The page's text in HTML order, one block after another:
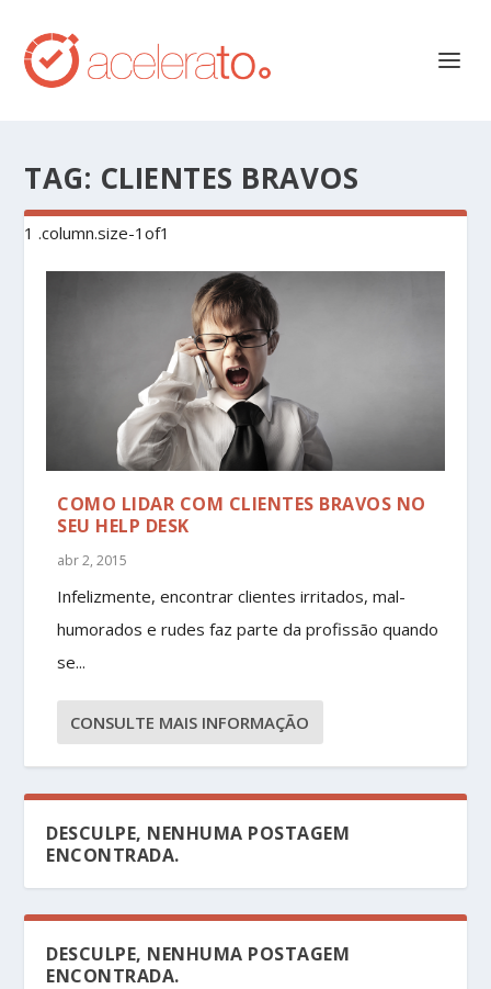
TAG: CLIENTES BRAVOS
COMO LIDAR COM CLIENTES BRAVOS NO
SEU HELP DESK
abr 2, 2015
Infelizmente, encontrar clientes irritados, mal-
humorados e rudes faz parte da profissão quando
se...
CONSULTE MAIS INFORMAÇÃO
DESCULPE, NENHUMA POSTAGEM
ENCONTRADA.
DESCULPE, NENHUMA POSTAGEM
ENCONTRADA.